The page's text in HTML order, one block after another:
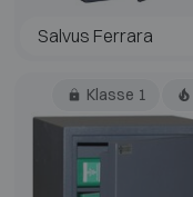
Salvus Ferrara
Klasse 1